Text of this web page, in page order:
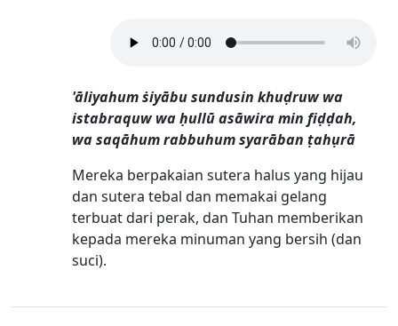
'āliyahum ṡiyābu sundusin khuḍruw wa
istabraquw wa ḥullū asāwira min fiḍḍah,
wa saqāhum rabbuhum syarāban ṭahụrā
Mereka berpakaian sutera halus yang hijau
dan sutera tebal dan memakai gelang
terbuat dari perak, dan Tuhan memberikan
kepada mereka minuman yang bersih (dan
suci).